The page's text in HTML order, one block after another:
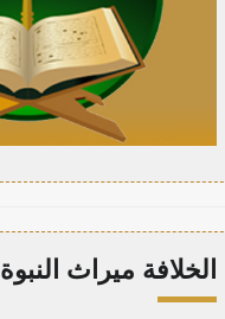
الخلافة ميراث النبوة